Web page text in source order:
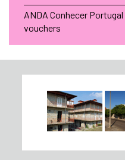
ANDA Conhecer
vouchers